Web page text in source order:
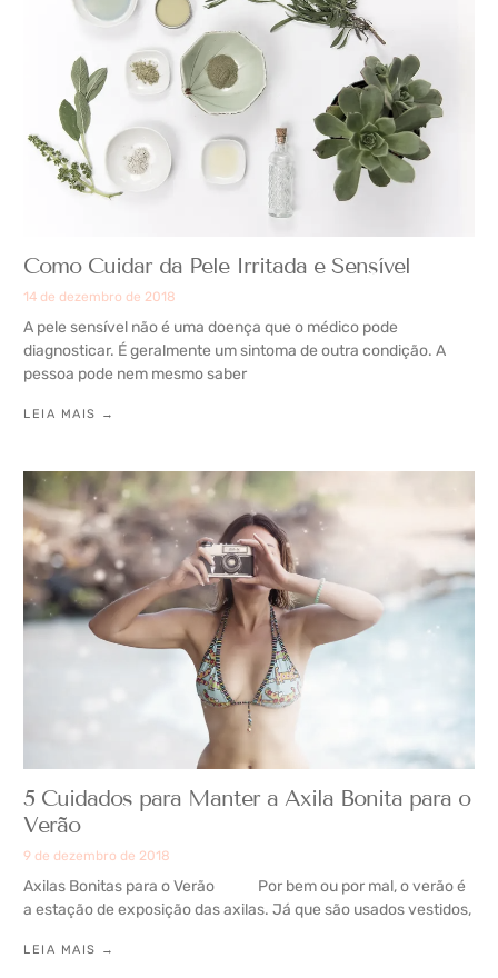
Como Cuidar da Pele Irritada e Sensível
14 de dezembro de 2018
A pele sensível não é uma doença que o médico pode
diagnosticar. É geralmente um sintoma de outra condição. A
pessoa pode nem mesmo saber
LEIA MAIS →
5 Cuidados para Manter a Axila Bonita para o
Verão
9 de dezembro de 2018
Axilas Bonitas para o Verão Por bem ou por mal, o verão é
a estação de exposição das axilas. Já que são usados vestidos,
LEIA MAIS →